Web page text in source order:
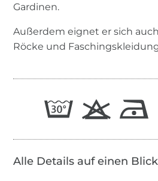
Gardinen.
Außerdem eignet er sich
Röcke und
Alle Details auf einen Blick